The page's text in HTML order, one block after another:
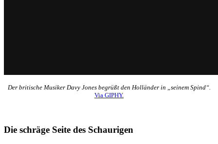
Der britische Musiker Davy Jones begrüßt den Holländer in „seinem Spind“.
Via GIPHY.
Die schräge Seite des Schaurigen